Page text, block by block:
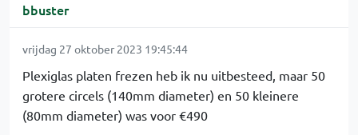
bbuster
vrijdag 27 oktober 2023 19:45:44
Plexiglas platen frezen heb ik nu uitbesteed, maar 50
grotere circels (140mm diameter) en 50 kleinere
(80mm diameter) was voor €490